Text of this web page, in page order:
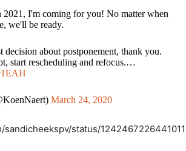
I'm coming for you! No matter when
we'll be ready.
decision about postponement, thank you.
start rescheduling and refocus.…
March 24, 2020
status/